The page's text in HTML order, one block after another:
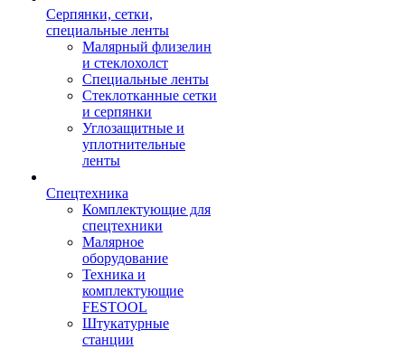
Серпянки, сетки,
специальные ленты
Малярный флизелин
и стеклохолст
Специальные ленты
Стеклотканные сетки
и серпянки
Углозащитные и
уплотнительные
ленты
Спецтехника
Комплектующие для
спецтехники
Малярное
оборудование
Техника и
комплектующие
FESTOOL
Штукатурные
станции